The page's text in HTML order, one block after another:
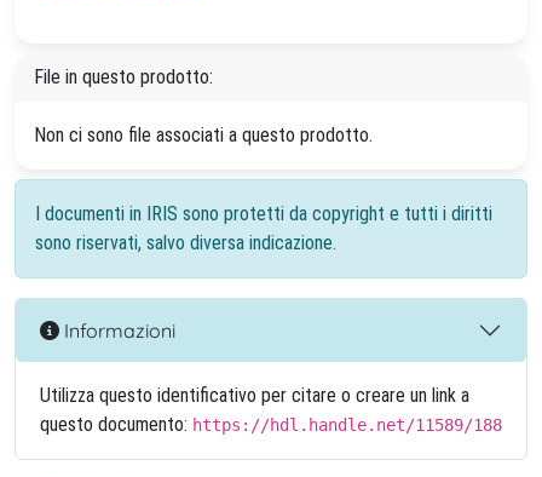
File in questo prodotto:
Non ci sono file associati a questo prodotto.
I documenti in IRIS sono protetti da copyright e tutti i diritti
sono riservati, salvo diversa indicazione.
Informazioni
Utilizza questo identificativo per citare o creare un link a
questo documento: https://hdl.handle.net/11589/188